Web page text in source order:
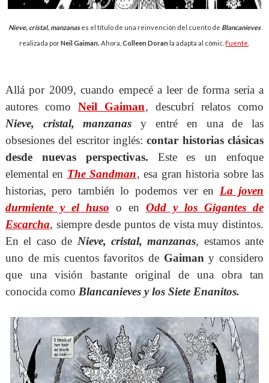
Nieve, cristal, manzanases el título de una reinvención del cuento de Blancanieves
realizada porNeil Gaiman.Ahora,Colleen Doran la adapta al cómic.Fuente
Allá por 2009, cuando empecé a leer de forma seria a
autores comoNeil Gaiman, descubrí relatos como
Nieve, cristal, manzanas y entré en una de las
obsesiones del escritor inglés:contar historias clásicas
desde nuevas perspectivas. Este es un enfoque
elemental en The Sandman, esa gran historia sobre las
historias, pero también lo podemos ver en La joven
durmiente y el huso o enOdd y los Gigantes de
Escarcha, siempre desde puntos de vista muy distintos.
En el caso de Nieve, cristal, manzanas, estamos ante
uno de mis cuentos favoritos de Gaimany considero
que una visión bastante original de una obra tan
conocida como Blancanieves y los Siete Enanitos.